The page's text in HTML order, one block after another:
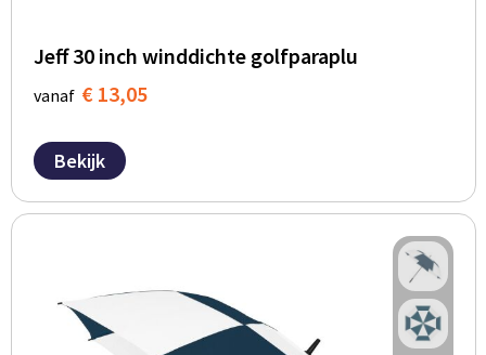
Jeff 30 inch winddichte golfparaplu
vanaf € 13,05
Bekijk